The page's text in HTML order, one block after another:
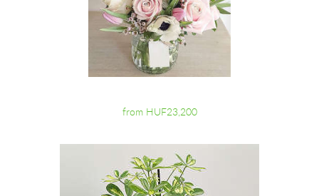
from HUF23,200